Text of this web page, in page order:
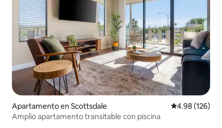
Apartamento en Scottsdale Calificación
4.98 (126)
Amplio apartamento transitable con piscina